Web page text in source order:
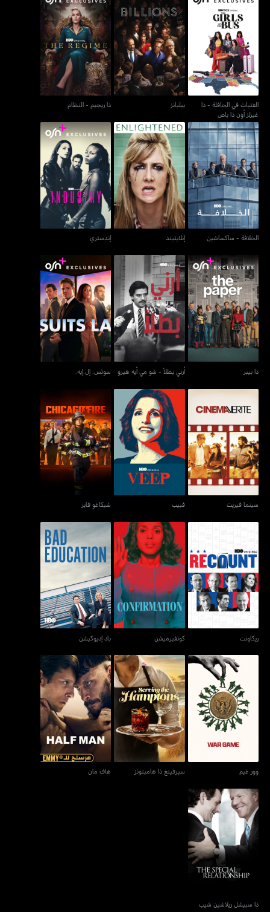
الفتيات في الحافلة - ذا
غيرلز أون ذا باص
الفتيات في الحافلة - ذا
غيرلز أون ذا باص
بيليانز
بيليانز
ذا ريجيم - النظام
ذا ريجيم - النظام
الخلافة - ساكساشين
الخلافة - ساكساشين
إنلايتيند
إنلايتيند
إندستري
إندستري
ذا بيبر
ذا بيبر
أرني بطلاً - شو مي أيه هيرو
أرني بطلاً - شو مي أيه هيرو
سوتس: إل.إيه.
سوتس: إل.إيه.
سينما فيريت
سينما فيريت
فييب
فييب
شيكاغو فاير
شيكاغو فاير
ريكاونت
ريكاونت
كونفيرميشن
كونفيرميشن
باد إديوكيشن
باد إديوكيشن
وور غيم
وور غيم
سيرفينغ ذا هامبتونز
سيرفينغ ذا هامبتونز
هاف مان
هاف مان
ذا سبيشل ريلاشين شيب
ذا سبيشل ريلاشين شيب